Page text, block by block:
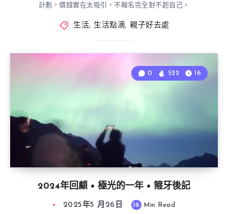
計劃，價錢實在太吸引，不報名完全對不起自己。
生活, 生活點滴, 親子好去處
2024年回顧 • 極光的一年 • 箍牙後記
0 522 16
2025年5 月26日 16 Min Read